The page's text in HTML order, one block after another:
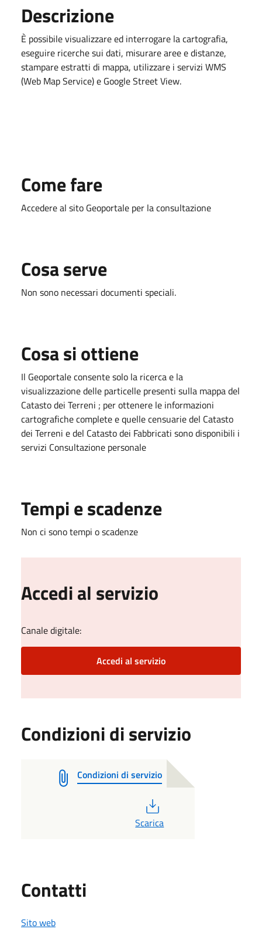
Descrizione
È possibile visualizzare ed interrogare la cartografia,
eseguire ricerche sui dati, misurare aree e distanze,
stampare estratti di mappa, utilizzare i servizi WMS
(Web Map Service) e Google Street View.
Come fare
Accedere al sito Geoportale per la consultazione
Cosa serve
Non sono necessari documenti speciali.
Cosa si ottiene
Il Geoportale consente solo la ricerca e la
visualizzazione delle particelle presenti sulla mappa del
Catasto dei Terreni ; per ottenere le informazioni
cartografiche complete e quelle censuarie del Catasto
dei Terreni e del Catasto dei Fabbricati sono disponibili i
servizi Consultazione personale
Tempi e scadenze
Non ci sono tempi o scadenze
Accedi al servizio
Canale digitale:
Accedi al servizio
Condizioni di servizio
Condizioni di servizio
Scarica
Contatti
Sito web